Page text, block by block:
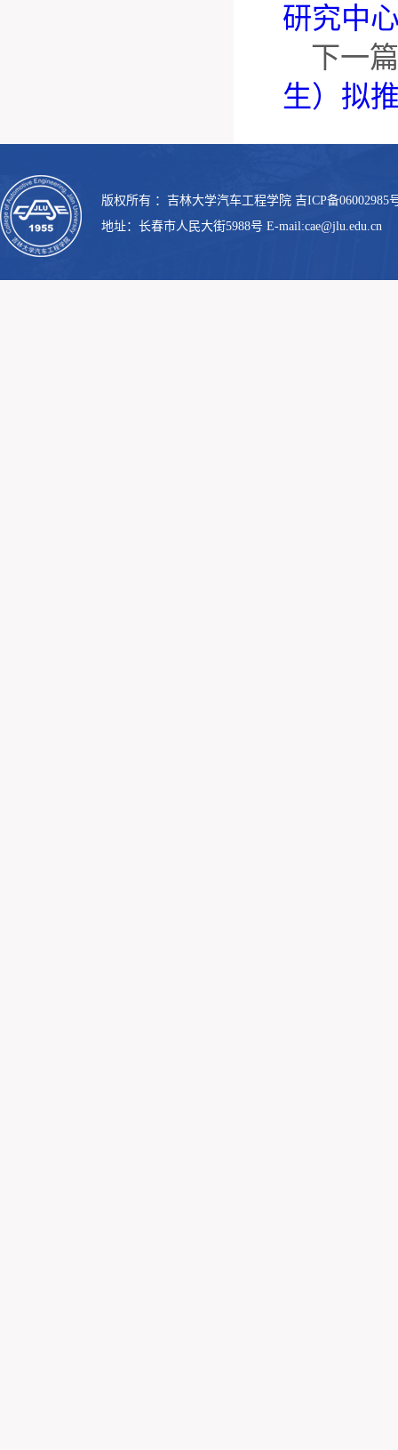
研究中
下一
生）拟
版权所有 ：吉林大学汽车工程学院 吉ICP备06002985
地址：长春市人民大街5988号 E-mail:cae@jlu.edu.cn